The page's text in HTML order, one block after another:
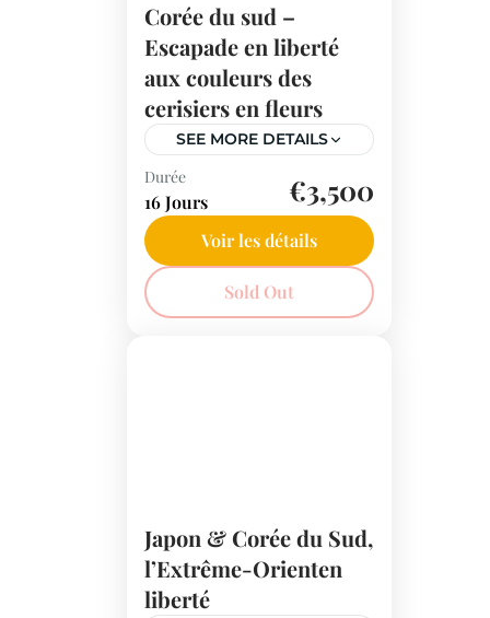
Corée du sud –
Escapade en liberté
aux couleurs des
cerisiers en fleurs
SEE MORE DETAILS
Explorez la Corée du Sud
pendant la saison des
cerisiers en fleurs !
Admirez Séoul, Jeju, Busan
et Jinhae où la nature se
Corée du Sud
Durée
16 Jours €3,500
Voir les détails
Sold Out
Japon & Corée du Sud,
l’Extrême-Orienten
liberté